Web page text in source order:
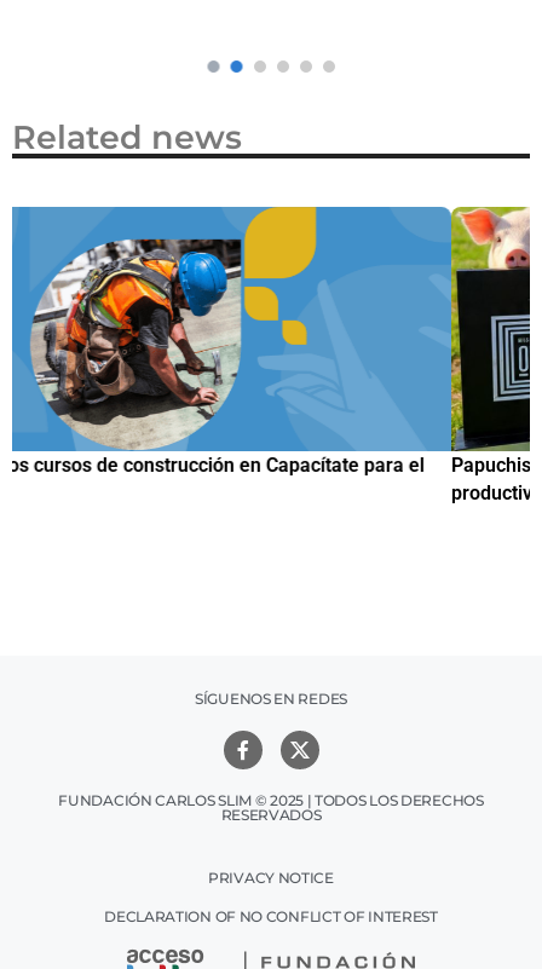
Related news
Papuchis y el Sueño Michoacano como alternativa
SÍGUENOS EN REDES
FUNDACIÓN CARLOS SLIM © 2025 | TODOS LOS DERECHOS
RESERVADOS
PRIVACY NOTICE
DECLARATION OF NO CONFLICT OF INTEREST